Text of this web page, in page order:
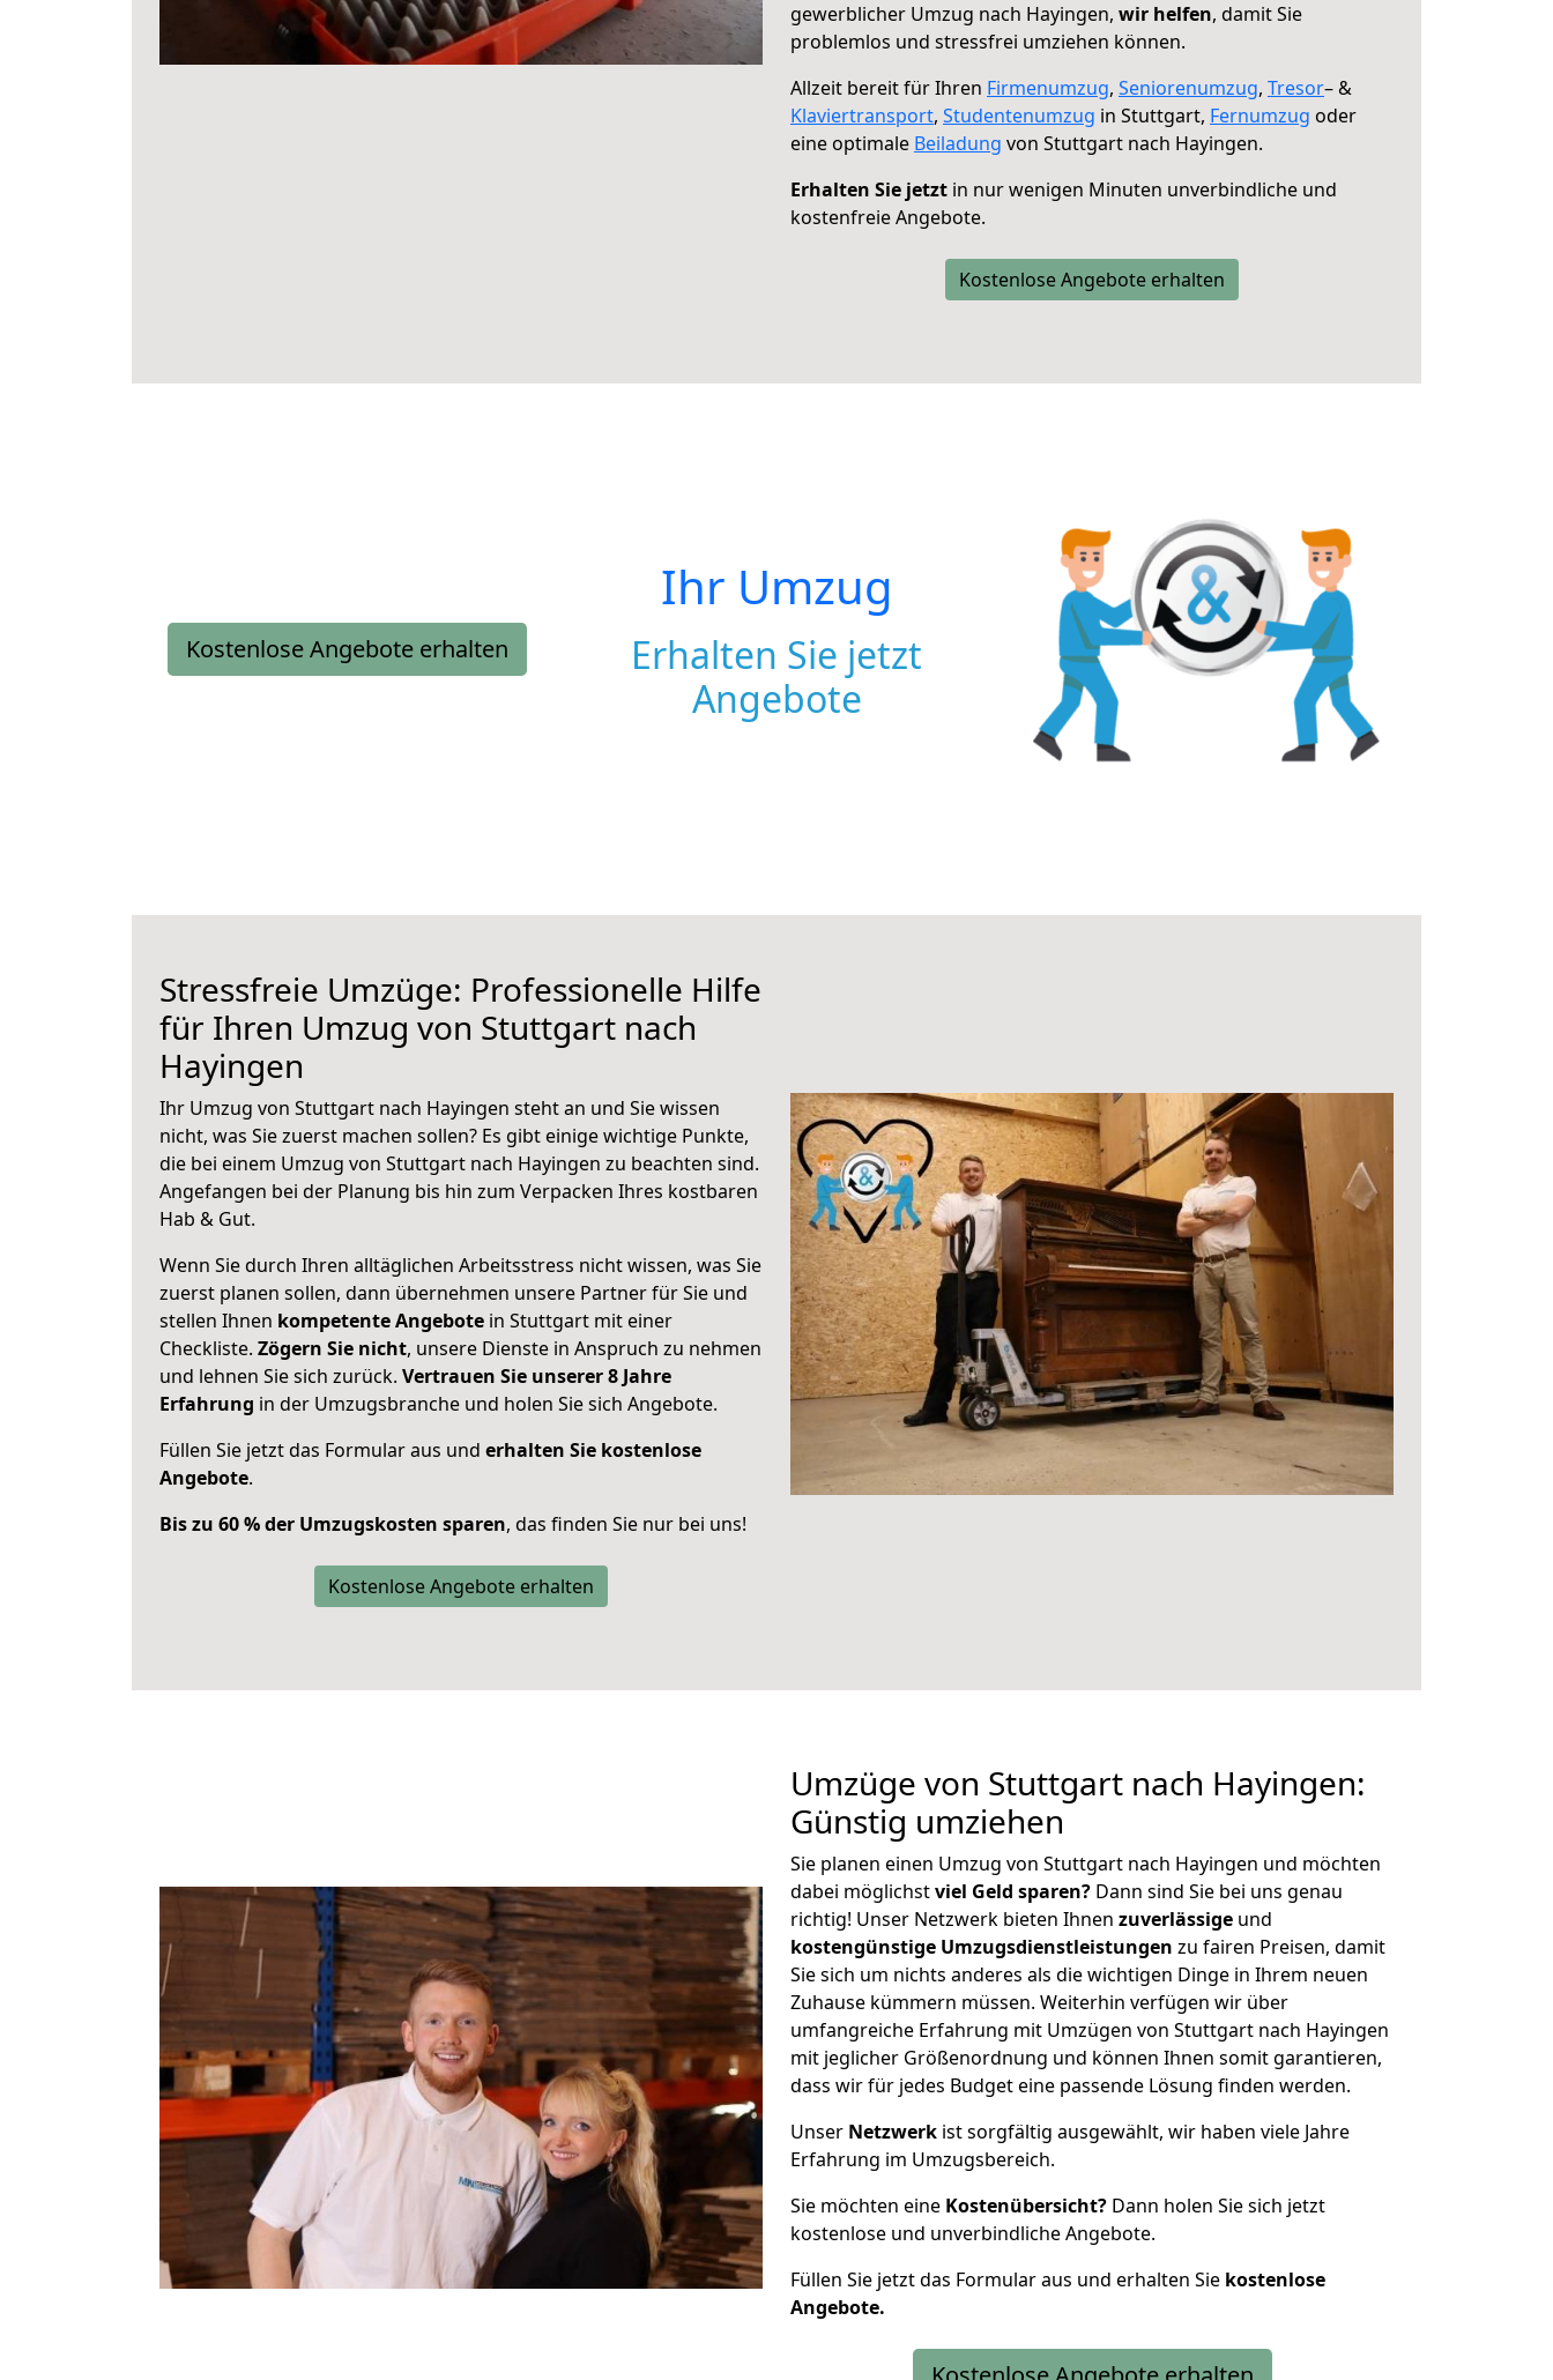
gewerblicher Umzug nach Hayingen, wir helfen, damit Sie
problemlos und stressfrei umziehen können.
Allzeit bereit für Ihren Firmenumzug, Seniorenumzug, Tresor– &
Klaviertransport, Studentenumzug in Stuttgart, Fernumzug oder
eine optimale Beiladung von Stuttgart nach Hayingen.
Erhalten Sie jetzt in nur wenigen Minuten unverbindliche und
kostenfreie Angebote.
Kostenlose Angebote erhalten
Kostenlose Angebote erhalten
Ihr Umzug
Erhalten Sie jetzt
Angebote
Stressfreie Umzüge: Professionelle Hilfe
für Ihren Umzug von Stuttgart nach
Hayingen
Ihr Umzug von Stuttgart nach Hayingen steht an und Sie wissen
nicht, was Sie zuerst machen sollen? Es gibt einige wichtige Punkte,
die bei einem Umzug von Stuttgart nach Hayingen zu beachten sind.
Angefangen bei der Planung bis hin zum Verpacken Ihres kostbaren
Hab & Gut.
Wenn Sie durch Ihren alltäglichen Arbeitsstress nicht wissen, was Sie
zuerst planen sollen, dann übernehmen unsere Partner für Sie und
stellen Ihnen kompetente Angebote in Stuttgart mit einer
Checkliste. Zögern Sie nicht, unsere Dienste in Anspruch zu nehmen
und lehnen Sie sich zurück. Vertrauen Sie unserer 8 Jahre
Erfahrung in der Umzugsbranche und holen Sie sich Angebote.
Füllen Sie jetzt das Formular aus und erhalten Sie kostenlose
Angebote.
Bis zu 60 % der Umzugskosten sparen, das finden Sie nur bei uns!
Kostenlose Angebote erhalten
Umzüge von Stuttgart nach Hayingen:
Günstig umziehen
Sie planen einen Umzug von Stuttgart nach Hayingen und möchten
dabei möglichstviel Geld sparen? Dann sind Sie bei uns genau
richtig! Unser Netzwerk bieten Ihnen zuverlässige und
kostengünstige Umzugsdienstleistungen zu fairen Preisen, damit
Sie sich um nichts anderes als die wichtigen Dinge in Ihrem neuen
Zuhause kümmern müssen. Weiterhin verfügen wir über
umfangreiche Erfahrung mit Umzügen von Stuttgart nach Hayingen
mit jeglicher Größenordnung und können Ihnen somit garantieren,
dass wir für jedes Budget eine passende Lösung finden werden.
Unser Netzwerk ist sorgfältig ausgewählt, wir haben viele Jahre
Erfahrung im Umzugsbereich.
Sie möchten eine Kostenübersicht? Dann holen Sie sich jetzt
kostenlose und unverbindliche Angebote.
Füllen Sie jetzt das Formular aus und erhalten Sie kostenlose
Angebote.